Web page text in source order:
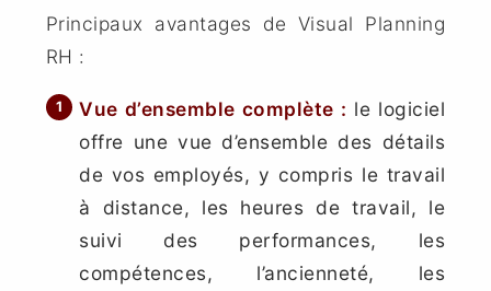
Principaux avantages de Visual Planning
RH :
Vue d’ensemble complète : le logiciel
offre une vue d’ensemble des détails
de vos employés, y compris le travail
à distance, les heures de travail, le
suivi des performances, les
compétences, l’ancienneté, les